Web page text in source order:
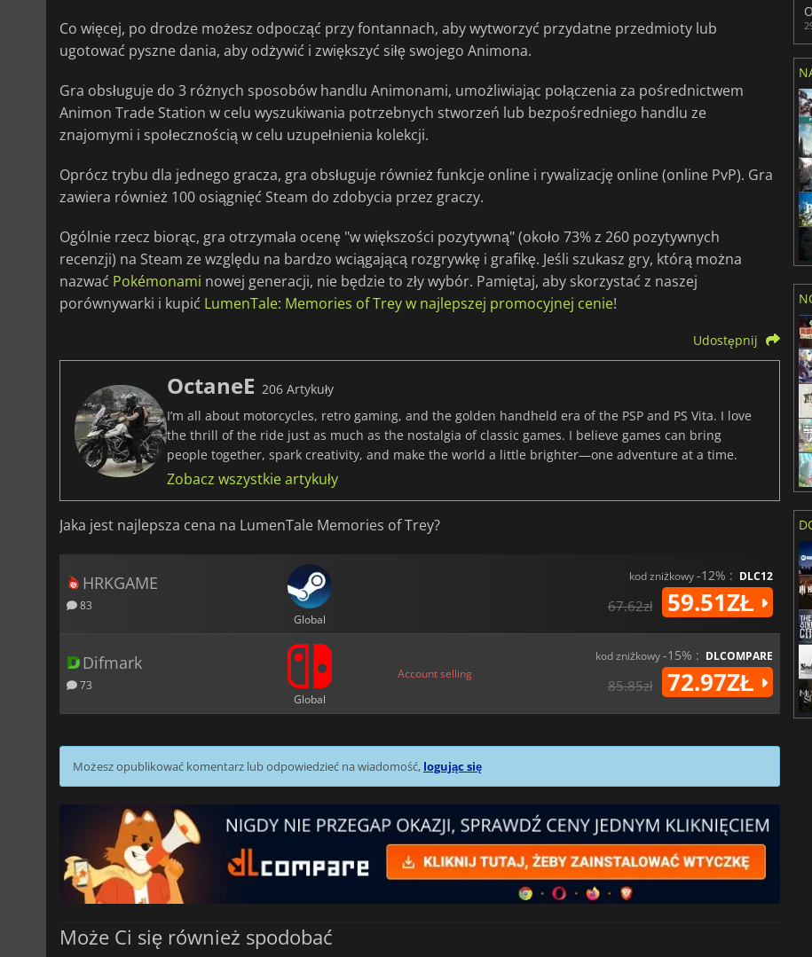
Co więcej, po drodze możesz odpocząć przy fontannach, aby wytworzyć przydatne przedmioty lub
ugotować pyszne dania, aby odżywić i zwiększyć siłę swojego Animona.
Gra obsługuje do 3 różnych sposobów handlu Animonami, umożliwiając połączenia za pośrednictwem
Animon Trade Station w celu wyszukiwania potrzebnych stworzeń lub bezpośredniego handlu ze
znajomymi i społecznością w celu uzupełnienia kolekcji.
Oprócz trybu dla jednego gracza, gra obsługuje również funkcje online i rywalizację online (online PvP). Gra
zawiera również 100 osiągnięć Steam do zdobycia przez graczy.
Ogólnie rzecz biorąc, gra otrzymała ocenę "w większości pozytywną" (około 73% z 260 pozytywnych
recenzji) na Steam ze względu na bardzo wciągającą rozgrywkę i grafikę. Jeśli szukasz gry, którą można
nazwać Pokémonami nowej generacji, nie będzie to zły wybór. Pamiętaj, aby skorzystać z naszej
porównywarki i kupić LumenTale: Memories of Trey w najlepszej promocyjnej cenie!
Udostępnij
OctaneE 206 Artykuły
I’m all about motorcycles, retro gaming, and the golden handheld era of the PSP and PS Vita. I love
the thrill of the ride just as much as the nostalgia of classic games. I believe games can bring
people together, spark creativity, and make the world a little brighter—one adventure at a time.
Zobacz wszystkie artykuły
Jaka jest najlepsza cena na LumenTale Memories of Trey?
HRKGAME
83
Global
kod zniżkowy-12% : DLC12
67.62zł 59.51ZŁ
Difmark
73
Global
Account selling
kod zniżkowy-15% : DLCOMPARE
85.85zł 72.97ZŁ
Możesz opublikować komentarz lub odpowiedzieć na wiadomość, logując się
Może Ci się również spodobać